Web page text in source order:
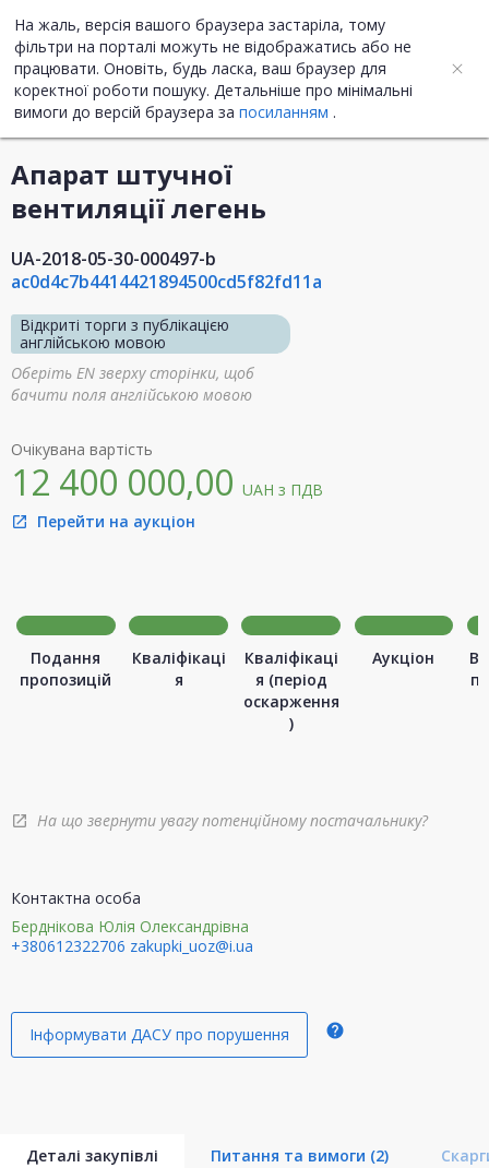
На жаль, версія вашого браузера застаріла, тому
фільтри на порталі можуть не відображатись або не
працювати. Оновіть, будь ласка, ваш браузер для
коректної роботи пошуку. Детальніше про мінімальні
вимоги до версій браузера за посиланням .
UA ENG
Інформація про закупівлю
Апарат штучної
вентиляції легень
UA-2018-05-30-000497-b
ac0d4c7b4414421894500cd5f82fd11a
Відкриті торги з публікацією
англійською мовою
Оберіть EN зверху сторінки, щоб
бачити поля англійською мовою
Очікувана вартість
12 400 000,00 UAH з ПДВ
open_in_new Перейти на аукціон
Подання
пропозицій
Кваліфікаці
я
Кваліфікаці
я (період
оскарження
)
Аукціон
open_in_new На що звернути увагу потенційному постачальнику?
Контактна особа
Берднікова Юлія Олександрівна
+380612322706 zakupki_uoz@i.ua
Інформувати ДАСУ про порушення help
Деталі закупівлі Питання та вимоги (2)